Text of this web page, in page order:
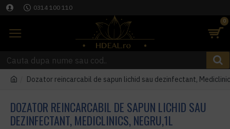
0314 100 110
0
Dozator reincarcabil de sapun lichid sau dezinfectant,
DOZATOR REINCARCABIL DE SAPUN LICHID SAU
DEZINFECTANT, MEDICLINICS, NEGRU,1L